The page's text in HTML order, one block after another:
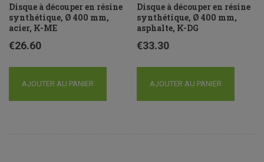
Disque à découper en résine
synthétique, Ø 400 mm,
acier, K-ME
€26.60
AJOUTER AU PANIER
Disque à découper en résine
synthétique, Ø 400 mm,
asphalte, K-DG
€33.30
AJOUTER AU PANIER